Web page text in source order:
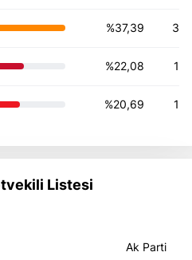
%37,39 3
%22,08 1
%20,69 1
Listesi